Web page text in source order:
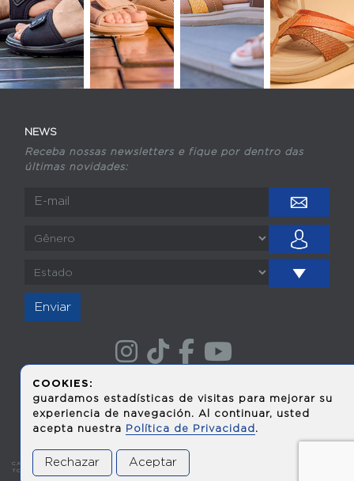
NEWS
Receba nossas newsletters e fique por dentro das
últimas novidades:
Enviar
CALÇADOS PEGADA 2025.
TODOS OS DIREITOS REVERVADOS. ©
COOKIES:
guardamos estadísticas de visitas para mejorar su
experiencia de navegación. Al continuar, usted
acepta nuestra
Política de Privacidad .
Rechazar Aceptar